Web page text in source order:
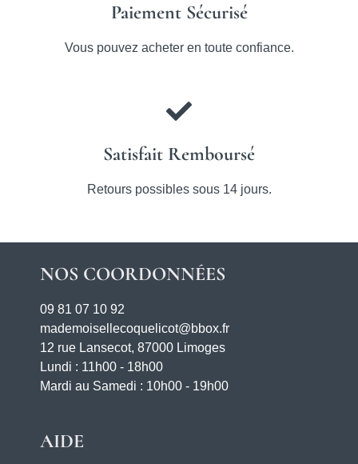
Paiement Sécurisé
Vous pouvez acheter en toute confiance.
Satisfait Remboursé
Retours possibles sous 14 jours.
NOS COORDONNÉES
09 81 07 10 92
mademoisellecoquelicot@bbox.fr
12 rue Lansecot, 87000 Limoges
Lundi : 11h00 - 18h00
Mardi au Samedi : 10h00 - 19h00
AIDE